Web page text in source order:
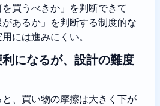
買うべきか」を判断できて
あるか」を判断する制度的な
には進みにくい。
になるが、設計の難度
、買い物の摩擦は大きく下が